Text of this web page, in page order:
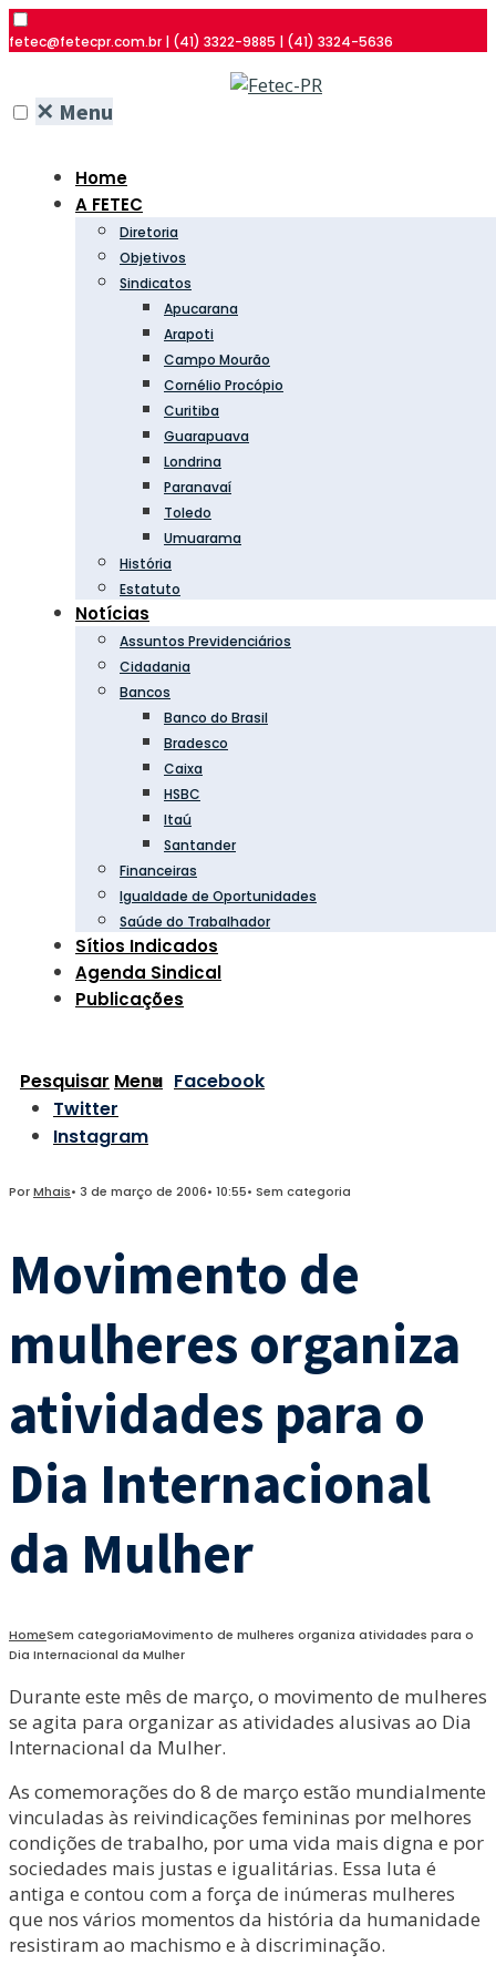
fetec@fetecpr.com.br | (41) 3322-9885 | (41) 3324-5636
✕ Menu
Home
A FETEC
Diretoria
Objetivos
Sindicatos
Apucarana
Arapoti
Campo Mourão
Cornélio Procópio
Curitiba
Guarapuava
Londrina
Paranavaí
Toledo
Umuarama
História
Estatuto
Notícias
Assuntos Previdenciários
Cidadania
Bancos
Banco do Brasil
Bradesco
Caixa
HSBC
Itaú
Santander
Financeiras
Igualdade de Oportunidades
Saúde do Trabalhador
Sítios Indicados
Agenda Sindical
Publicações
Pesquisar Menu Facebook
Twitter
Instagram
PorMhais• 3 de março de 2006• 10:55• Sem categoria
Movimento de
mulheres organiza
atividades para o
Dia Internacional
da Mulher
HomeSem categoriaMovimento de mulheres organiza atividades para o
Dia Internacional da Mulher
Durante este mês de março, o movimento de mulheres
se agita para organizar as atividades alusivas ao Dia
Internacional da Mulher.
As comemorações do 8 de março estão mundialmente
vinculadas às reivindicações femininas por melhores
condições de trabalho, por uma vida mais digna e por
sociedades mais justas e igualitárias. Essa luta é
antiga e contou com a força de inúmeras mulheres
que nos vários momentos da história da humanidade
resistiram ao machismo e à discriminação.